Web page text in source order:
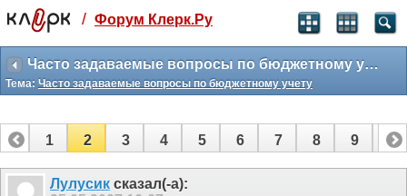
Святые угодники, Клерк без рекламы
прекрасен:)
месяц
3 месяца
259 ₽
-10%
полгода
/ Форум Клерк.Ру
Часто задаваемые вопросы по бюджетному учету
Тема: Часто задаваемые вопросы по бюджетному учету
1 2 3 4 5 6 7 8 9 10
11 14
Лулусик сказал(-а):